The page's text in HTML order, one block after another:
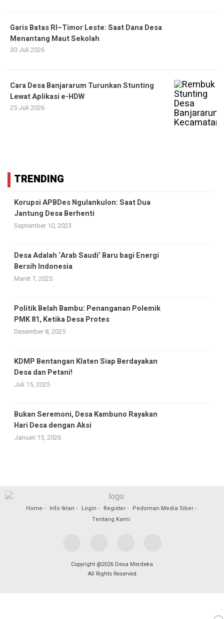
Garis Batas RI–Timor Leste: Saat Dana Desa
Menantang Maut Sekolah
30 Juli 2026
Cara Desa Banjararum Turunkan Stunting
Lewat Aplikasi e-HDW
25 Juli 2026
TRENDING
Korupsi APBDes Ngulankulon: Saat Dua
Jantung Desa Berhenti
September 10, 2023
Desa Adalah ‘Arab Saudi’ Baru bagi Energi
Bersih Indonesia
Maret 7, 2025
Politik Belah Bambu: Penanganan Polemik
PMK 81, Ketika Desa Protes
Desember 8, 2025
KDMP Bentangan Klaten Siap Berdayakan
Desa dan Petani!
Juli 15, 2025
Bukan Seremoni, Desa Kambuno Rayakan
Hari Desa dengan Aksi
Januari 15, 2026
Home Info Iklan Login Register
Pedoman Media Siber
Tentang Kami
Copyright @2026 Desa Merdeka
All Rights Reserved